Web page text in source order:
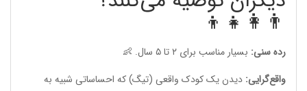
👨‍👩‍👧‍👦
رده سنی:بسیار مناسب برای ۲ تا ۵ سال. 👶
واقع‌گرایی:دیدن یک کودک واقعی (تیگ) که احساساتی شبیه به